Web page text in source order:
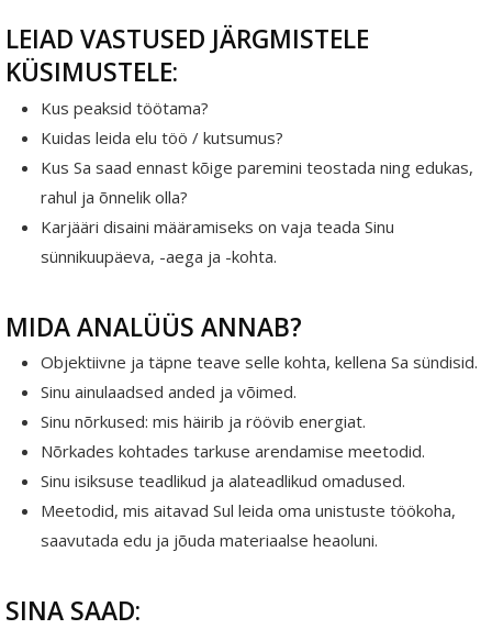
LEIAD VASTUSED JÄRGMISTELE
KÜSIMUSTELE:
Kus peaksid töötama?
Kuidas leida elu töö / kutsumus?
Kus Sa saad ennast kõige paremini teostada ning edukas,
rahul ja õnnelik olla?
Karjääri disaini määramiseks on vaja teada Sinu
sünnikuupäeva, -aega ja -kohta.
MIDA ANALÜÜS ANNAB?
Objektiivne ja täpne teave selle kohta, kellena Sa sündisid.
Sinu ainulaadsed anded ja võimed.
Sinu nõrkused: mis häirib ja röövib energiat.
Nõrkades kohtades tarkuse arendamise meetodid.
Sinu isiksuse teadlikud ja alateadlikud omadused.
Meetodid, mis aitavad Sul leida oma unistuste töökoha,
saavutada edu ja jõuda materiaalse heaoluni.
SINA SAAD: